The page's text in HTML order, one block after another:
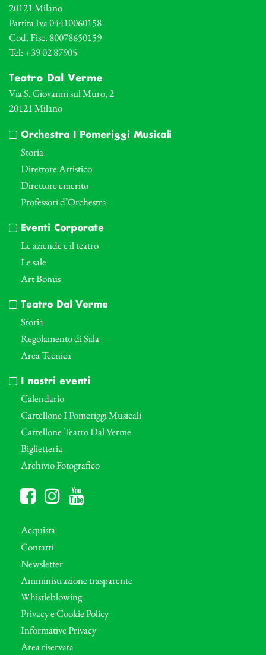
20121 Milano
Partita Iva 04410060158
Cod. Fisc. 80078650159
Tel: +39 02 87905
Teatro Dal Verme
Via S. Giovanni sul Muro, 2
20121 Milano
Orchestra I Pomeriggi Musicali
Storia
Direttore Artistico
Direttore emerito
Professori d’Orchestra
Eventi Corporate
Le aziende e il teatro
Le sale
Art Bonus
Teatro Dal Verme
Storia
Regolamento di Sala
Area Tecnica
I nostri eventi
Calendario
Cartellone I Pomeriggi Musicali
Cartellone Teatro Dal Verme
Biglietteria
Archivio Fotografico
Acquista
Contatti
Newsletter
Amministrazione trasparente
Whistleblowing
Privacy e Cookie Policy
Informative Privacy
Area riservata